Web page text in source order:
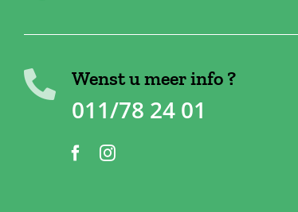
Wenst u meer info ?
011/78 24 01